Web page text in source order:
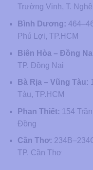
Trường Vinh, T.
Bình Dương:
Phú Lợi, TP.HCM
Biên Hòa – Đồng
TP. Đồng Nai
Bà Rịa – Vũng Tàu:
Tàu, TP.HCM
Phan Thiết: 154
Đồng
Cần Thơ:
TP. Cần Thơ